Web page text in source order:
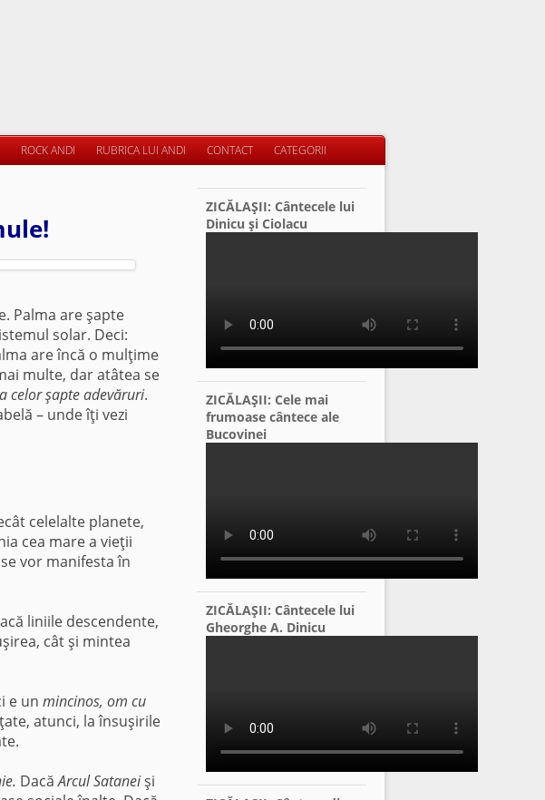
ROCK ANDI RUBRICA LUI ANDI CONTACT CATEGORII
Palma are şapte
solar. Deci:
are încă o mulţime
multe, dar atâtea se
celor şapte adevăruri.
– unde îţi vezi
celelalte planete,
cea mare a vieţii
vor manifesta în
liniile descendente,
cât şi mintea
e un mincinos, om cu
atunci, la însuşirile
DacăArcul Sataneişi
ZICĂLAŞII: Cântecele lui
Dinicu şi Ciolacu
ZICĂLAŞII: Cele mai
frumoase cântece ale
Bucovinei
ZICĂLAŞII: Cântecele lui
Gheorghe A. Dinicu